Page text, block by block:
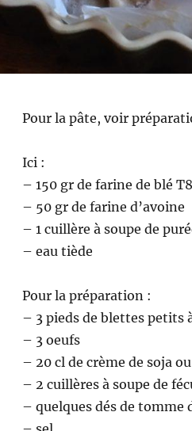
Pour la pâte, voir
Ici :
– 150 gr de farine de blé
– 50 gr de farine d’avoine
– 1 cuillère à soupe de
– eau tiède
Pour la préparation :
– 3 pieds de blettes petits
– 3 oeufs
– 20 cl de crème de soja
– 2 cuillères à soupe de
– quelques dés de tomme